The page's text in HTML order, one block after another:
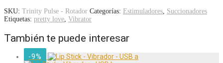
SKU: Trinity Pulse - Rotador Categorías: Estimuladores, Succionadores
Etiquetas: pretty love, Vibrator
También te puede interesar
-9%